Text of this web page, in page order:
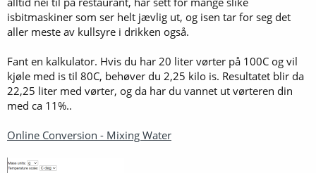
isbitmaskiner som ser helt jævlig ut, og isen tar for seg det
aller meste av kullsyre i drikken også.
Fant en kalkulator. Hvis du har 20 liter vørter på 100C og vil
kjøle med is til 80C, behøver du 2,25 kilo is. Resultatet blir da
22,25 liter med vørter, og da har du vannet ut vørteren din
med ca 11%..
Online Conversion - Mixing Water